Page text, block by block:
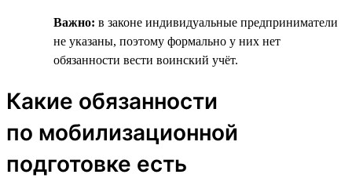
Важно: в законе индивидуальные предприниматели
не указаны, поэтому формально у них нет
обязанности вести воинский учёт.
Какие обязанности
по мобилизационной
подготовке есть